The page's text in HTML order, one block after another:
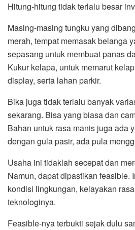
Hitung-hitung tidak terlalu besar
Masing-masing tungku yang
merah, tempat memasak belanga
sepasang untuk membuat panas
Kukur kelapa, untuk memarut
display, serta lahan parkir.
Bika juga tidak terlalu banyak
sekarang. Bisa yang biasa dan
Bahan untuk rasa manis juga ada
dengan gula pasir, ada pula
Usaha ini tidaklah secepat dan
Namun, dapat dipastikan feasible.
kondisi lingkungan, kelayakan
teknologinya.
Feasible-nya terbukti sejak dulu